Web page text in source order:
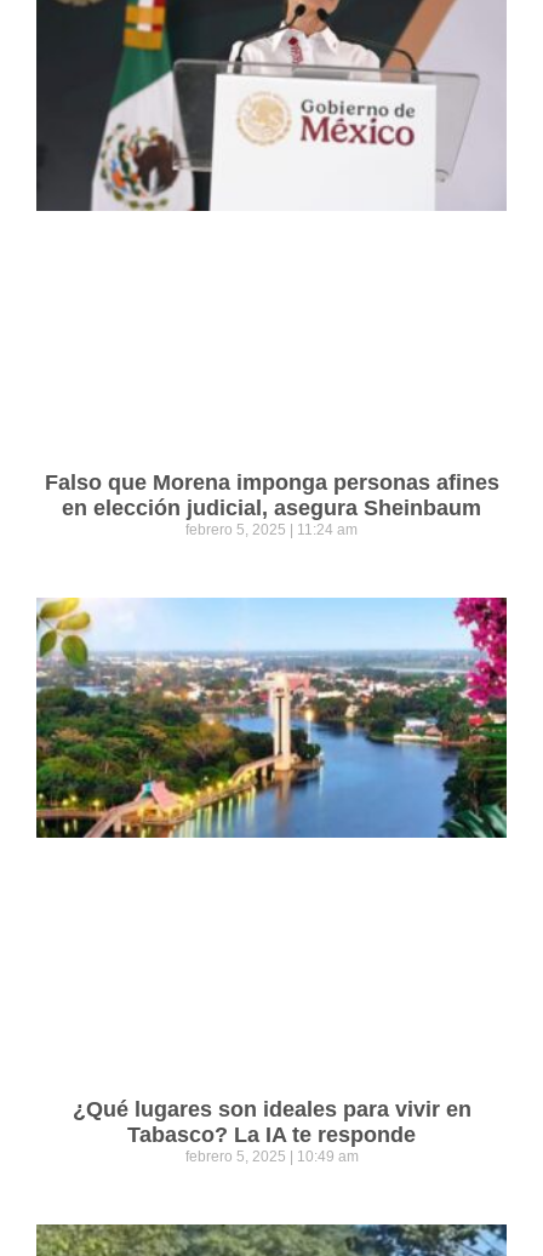
Falso que Morena imponga personas afines
en elección judicial, asegura Sheinbaum
febrero 5, 2025 11:24 am
¿Qué lugares son ideales para vivir en
Tabasco? La IA te responde
febrero 5, 2025 10:49 am